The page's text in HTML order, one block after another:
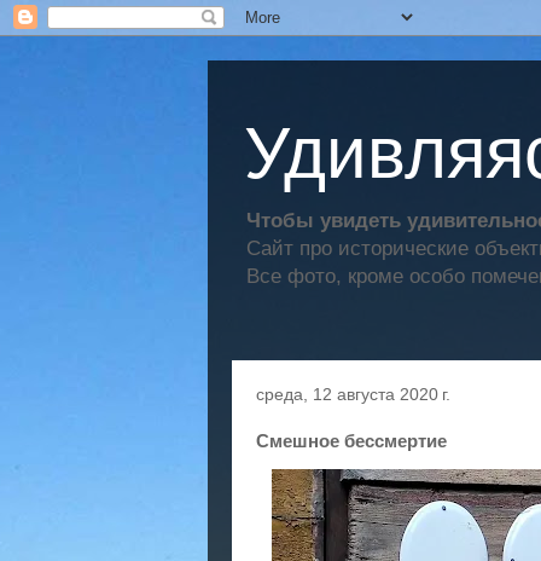
Чтобы увидеть
Сайт про исторические
Все фото, кроме особо
среда, 12 августа 2020 г.
Смешное бессмертие